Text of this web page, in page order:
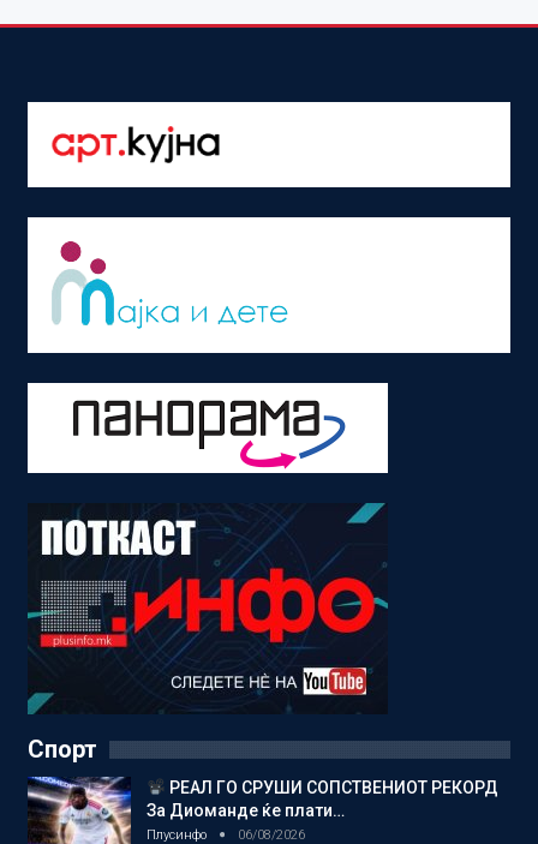
Спорт
РЕАЛ ГО СРУШИ СОПСТВЕНИОТ РЕКОРД
За Диоманде ќе плати…
Плусинфо 06/08/2026